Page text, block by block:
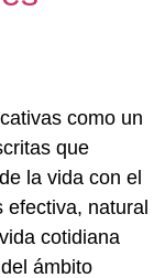
como un
que
la vida con el
efectiva, natural
cotidiana
ámbito